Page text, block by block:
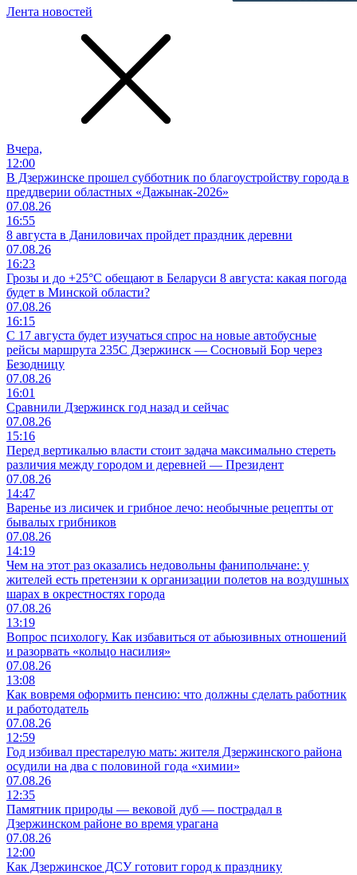
Лента новостей
Вчера,
12:00
В Дзержинске прошел субботник по благоустройству города в
преддверии областных «Дажынак-2026»
07.08.26
16:55
8 августа в Даниловичах пройдет праздник деревни
07.08.26
16:23
Грозы и до +25°С обещают в Беларуси 8 августа: какая погода
будет в Минской области?
07.08.26
16:15
С 17 августа будет изучаться спрос на новые автобусные
рейсы маршрута 235С Дзержинск — Сосновый Бор через
Безодницу
07.08.26
16:01
Сравнили Дзержинск год назад и сейчас
07.08.26
15:16
Перед вертикалью власти стоит задача максимально стереть
различия между городом и деревней — Президент
07.08.26
14:47
Варенье из лисичек и грибное лечо: необычные рецепты от
бывалых грибников
07.08.26
14:19
Чем на этот раз оказались недовольны фанипольчане: у
жителей есть претензии к организации полетов на воздушных
шарах в окрестностях города
07.08.26
13:19
Вопрос психологу. Как избавиться от абьюзивных отношений
и разорвать «кольцо насилия»
07.08.26
13:08
Как вовремя оформить пенсию: что должны сделать работник
и работодатель
07.08.26
12:59
Год избивал престарелую мать: жителя Дзержинского района
осудили на два с половиной года «химии»
07.08.26
12:35
Памятник природы — вековой дуб — пострадал в
Дзержинском районе во время урагана
07.08.26
12:00
Как Дзержинское ДСУ готовит город к празднику